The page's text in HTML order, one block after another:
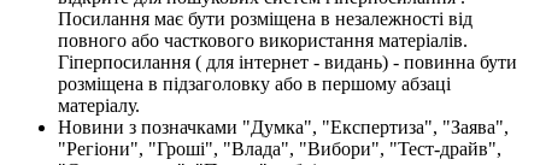
Посилання має бути розміщена в незалежності від
повного або часткового використання матеріалів.
Гіперпосилання ( для інтернет - видань) - повинна бути
розміщена в підзаголовку або в першому абзаці
матеріалу.
Новини з позначками "Думка", "Експертиза", "Заява",
"Регіони", "Гроші", "Влада", "Вибори", "Тест-драйв",